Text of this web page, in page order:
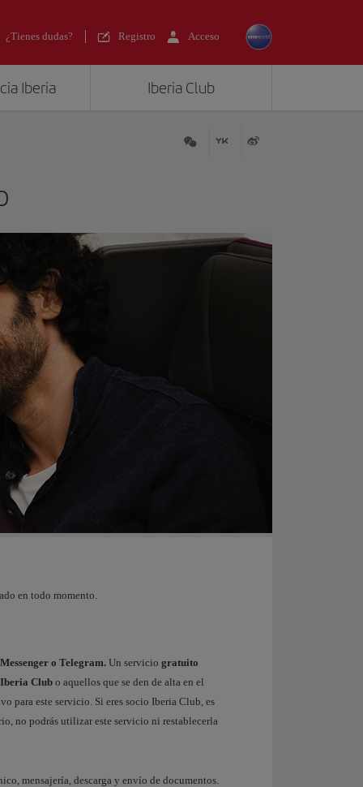
¿Tienes dudas? Registro Acceso
Iberia Iberia Club
en todo momento.
o Telegram. Un servicio gratuito
Iberia Club o aquellos que se den de alta en el
para este servicio. Si eres socio Iberia Club, es
no podrás utilizar este servicio ni restablecerla
mensajería, descarga y envío de documentos.